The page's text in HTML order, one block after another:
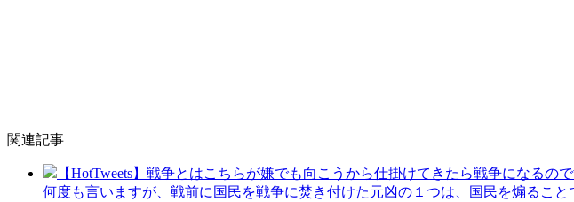
関連記事
【HotTweets】戦争とはこちらが嫌でも向こうから仕掛けてきたら戦争になる
何度も言いますが、戦前に国民を戦争に焚き付けた元凶の１つは、国民を煽ること